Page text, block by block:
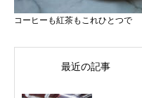
コーヒーも紅茶もこれひとつで
最近の記事